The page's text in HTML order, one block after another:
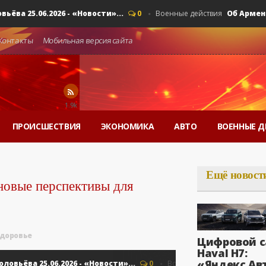
25.06.2026 - «Новости»... 0 Военные действия Об Армении,
Мобильная версия сайта
1.9k
ПРОИСШЕСТВИЯ ЭКОНОМИКА АВТО ВОЕННЫЕ
перспективы для
25.06.2026 - «Новости»... 0 Военные действия Об
Ещё
Цифровой
Haval H7: